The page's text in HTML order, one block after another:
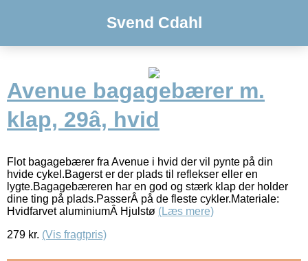
Svend Cdahl
Avenue bagagebærer m.
klap, 29â, hvid
Flot bagagebærer fra Avenue i hvid der vil pynte på din
hvide cykel.Bagerst er der plads til reflekser eller en
lygte.Bagagebæreren har en god og stærk klap der holder
dine ting på plads.PasserÂ på de fleste cykler.Materiale:
Hvidfarvet aluminiumÂ Hjulstø (Læs mere)
279 kr. (Vis fragtpris)